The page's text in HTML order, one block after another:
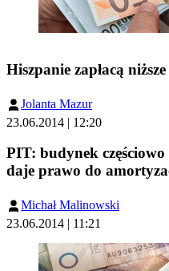
Hiszpanie zapłacą
Jolanta Mazur
23.06.2014 | 12:20
PIT: budynek
daje prawo do
Michał Malinowski
23.06.2014 | 11:21